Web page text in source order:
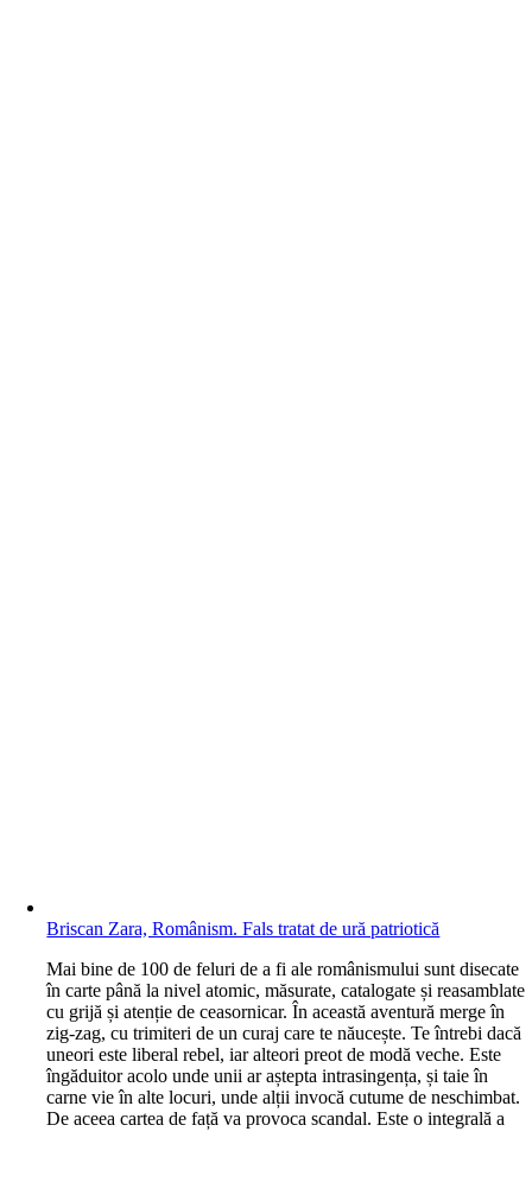
Briscan Zara, Românism. Fals tratat de ură patriotică
Mai bine de 100 de feluri de a fi ale românismului sunt disecate
în carte până la nivel atomic, măsurate, catalogate și reasamblate
cu grijă și atenție de ceasornicar. În această aventură merge în
zig-zag, cu trimiteri de un curaj care te năucește. Te întrebi dacă
uneori este liberal rebel, iar alteori preot de modă veche. Este
îngăduitor acolo unde unii ar aștepta intrasingența, și taie în
carne vie în alte locuri, unde alții invocă cutume de neschimbat.
De aceea cartea de față va provoca scandal. Este o integrală a